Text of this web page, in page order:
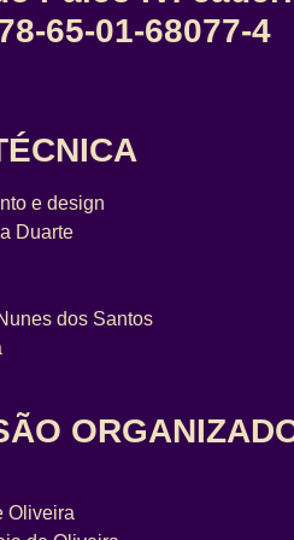
65-01-68077-4
e design
Duarte
dos Santos
Oliveira